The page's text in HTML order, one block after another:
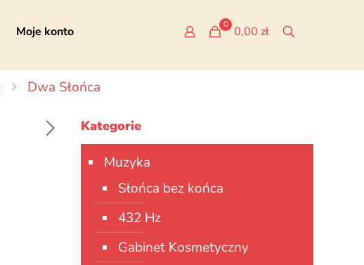
Moje konto 0 0,00 zł
Dwa Słońca
Kategorie
Muzyka
Słońca bez końca
432 Hz
Gabinet Kosmetyczny